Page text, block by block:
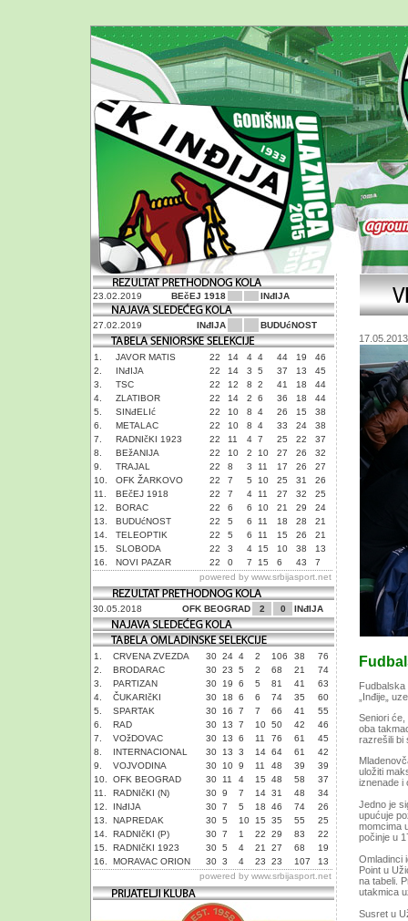
23.02.2019 BEčEJ 1918 INđIJA
27.02.2019 INđIJA BUDUćNOST
1. JAVOR MATIS 22 14 4 4 44 19
46
2.
INđIJA 22 14 3 5 37 13
45
3.
TSC 22 12 8 2 41 18
44
4.
ZLATIBOR 22 14 2 6 36 18
44
5.
SINđELIć 22 10 8 4 26 15
38
6.
METALAC 22 10 8 4 33 24
38
7.
RADNIčKI 1923 22 11 4 7 25 22
37
8.
BEžANIJA 22 10 2 10 27 26
32
9.
TRAJAL 22 8 3 11 17 26
27
10.
OFK ŽARKOVO 22 7 5 10 25 31
26
11.
BEčEJ 1918 22 7 4 11 27 32
25
12.
BORAC 22 6 6 10 21 29
24
13.
BUDUćNOST 22 5 6 11 18 28
21
14.
TELEOPTIK 22 5 6 11 15 26
21
15.
SLOBODA 22 3 4 15 10 38
13
16.
NOVI PAZAR 22 0 7 15 6 43
7
powered by www.srbijasport.net
30.05.2018 OFK BEOGRAD 2 0 INđIJA
1. CRVENA ZVEZDA 30 24 4 2 106 38
76
2.
BRODARAC 30 23 5 2 68 21
74
3.
PARTIZAN 30 19 6 5 81 41
63
4.
ČUKARIčKI 30 18 6 6 74 35
60
5.
SPARTAK 30 16 7 7 66 41
55
6.
RAD 30 13 7 10 50 42
46
7.
VOžDOVAC 30 13 6 11 76 61
45
8.
INTERNACIONAL 30 13 3 14 64 61
42
9.
VOJVODINA 30 10 9 11 48 39
39
10.
OFK BEOGRAD 30 11 4 15 48 58
37
11.
RADNIčKI (N) 30 9 7 14 31 48
34
12.
INđIJA 30 7 5 18 46 74
26
13.
NAPREDAK 30 5 10 15 35 55
25
14.
RADNIčKI (P) 30 7 1 22 29 83
22
15.
RADNIčKI 1923 30 5 4 21 27 68
19
16.
MORAVAC ORION 30 3 4 23 23 107
13
powered by www.srbijasport.net
17.05.2013
„Inđije„
Seniori
oba
razrešili bi
uložiti
iznenade i
Jedno je
upućuje
momcima
počinje u
Omladinci
Point u
na tabeli.
utakmica
Susret u